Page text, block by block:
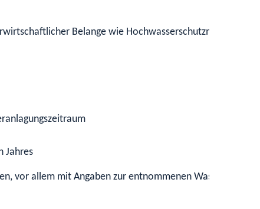
Belange wie
Jahres
vor allem mit Angaben zur entnommenen Wassermenge